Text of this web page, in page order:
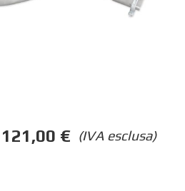
(IVA esclusa)
121,00 €